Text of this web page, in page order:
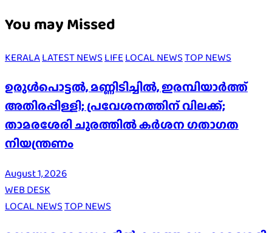
You may Missed
KERALALATEST NEWSLIFELOCAL NEWSTOP NEWS
ഉരുൾപൊട്ടൽ, മണ്ണിടിച്ചിൽ, ഇരമ്പിയാര്‍ത്ത്
അതിരപ്പിള്ളി; പ്രവേശനത്തിന് വിലക്ക്;
താമരശേരി ചുരത്തില്‍ കര്‍ശന ഗതാഗത
നിയന്ത്രണം
August 1, 2026
WEB DESK
LOCAL NEWSTOP NEWS